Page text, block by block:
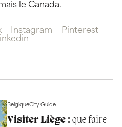
le Canada.
Instagram
Pinterest
BelgiqueCity Guide
Visiter Liège :que faire